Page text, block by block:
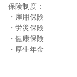
保険制度：
・雇用保険
・労災保険
・健康保険
・厚生年金